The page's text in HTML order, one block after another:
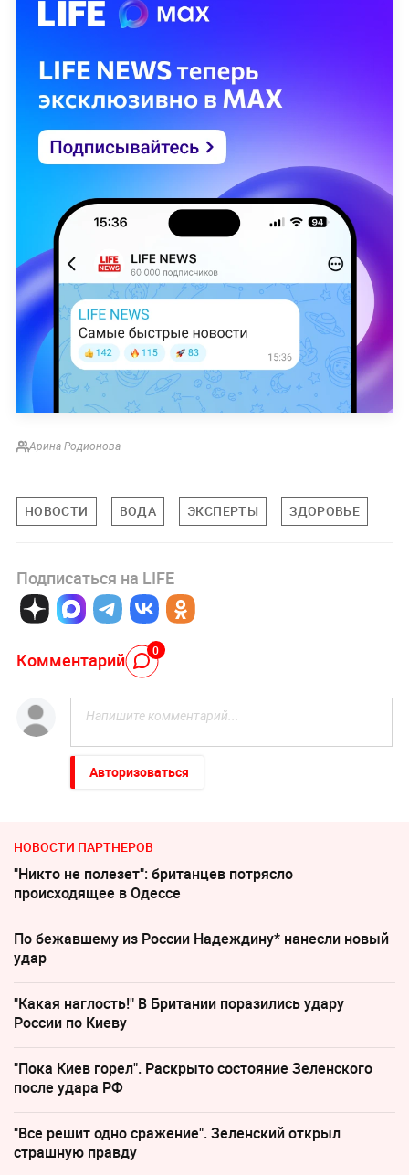
Арина Родионова
НОВОСТИ ВОДА ЭКСПЕРТЫ ЗДОРОВЬЕ
Подписаться на LIFE
Комментарий 0
Авторизоваться
НОВОСТИ ПАРТНЕРОВ
"Никто не полезет": британцев потрясло
происходящее в Одессе
По бежавшему из России Надеждину* нанесли новый
удар
"Какая наглость!" В Британии поразились удару
России по Киеву
"Пока Киев горел". Раскрыто состояние Зеленского
после удара РФ
"Все решит одно сражение". Зеленский открыл
страшную правду